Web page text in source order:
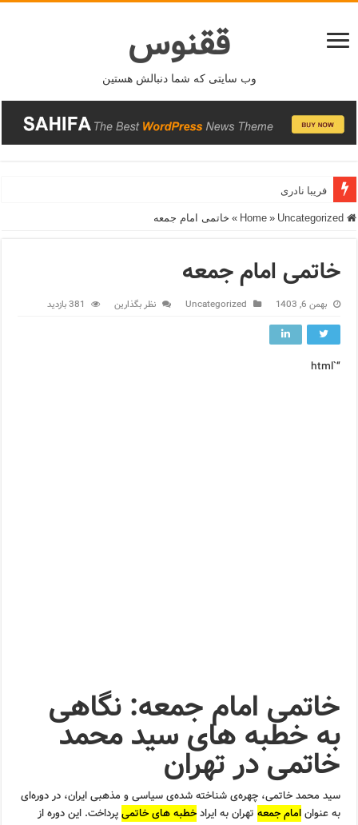
ققنوس
وب سایتی که شما دنبالش هستین
فریبا نادری
» Uncategorized
» خاتمی امام جمعه
خاتمی امام جمعه
بهمن 6, 1403 Uncategorized نظر بگذارین 381 بازدید
“`html
خاتمی امام جمعه: نگاهی
به خطبه های سید محمد
خاتمی در تهران
سید محمد خاتمی، چهره‌ی شناخته شده‌ی سیاسی و مذهبی ایران، در دوره‌ای
به عنوانامام جمعه تهران به ایرادخطبه های خاتمیپرداخت. این دوره از